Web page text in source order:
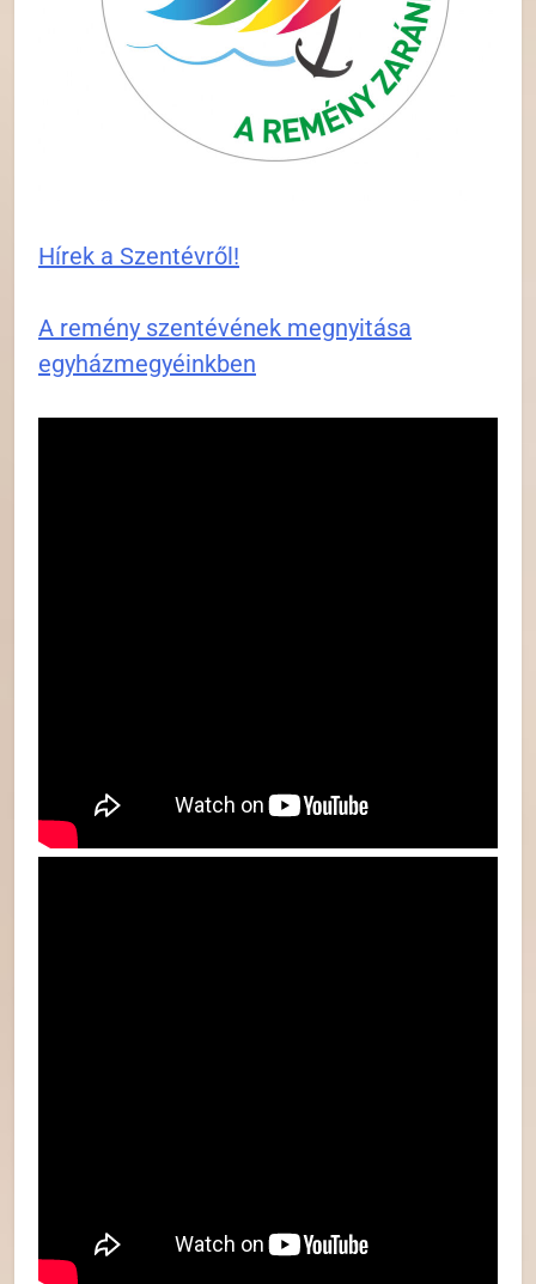
Hírek a Szentévről!
A remény szentévének megnyitása
egyházmegyéinkben